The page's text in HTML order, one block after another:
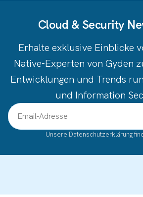
Cloud & Security
Erhalte exklusive Einblicke
Native-Experten von Gyden
Entwicklungen und Trends
und Information
Email-Adresse
Unsere Datenschutzerklärung